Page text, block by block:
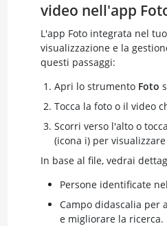
video nell'app
L'app Foto integrata nel
visualizzazione e la
questi passaggi:
Apri lo strumento Foto
Tocca la foto o il video
Scorri verso l'alto o
(icona i) per
In base al file, vedrai
Persone identificate
Campo didascalia per
e migliorare la ricerca.